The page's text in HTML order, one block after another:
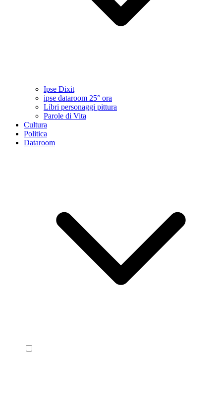
Ipse Dixit
ipse dataroom 25° ora
Libri personaggi pittura
Parole di Vita
Cultura
Politica
Dataroom